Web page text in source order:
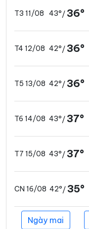
T3 11/08 43°/ 36°
T4 12/08 42°/ 36°
T5 13/08 42°/ 36°
T6 14/08 43°/ 37°
T7 15/08 43°/ 37°
CN 16/08 42°/ 35°
Ngày mai